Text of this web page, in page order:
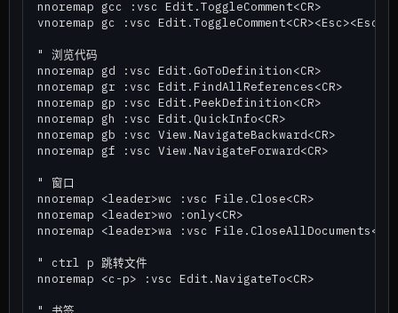
nnoremap gcc :vsc Edit.ToggleComment<CR>
vnoremap gc :vsc Edit.ToggleComment<CR><Esc><Esc>
" 浏览代码
nnoremap gd :vsc Edit.GoToDefinition<CR>
nnoremap gr :vsc Edit.FindAllReferences<CR>
nnoremap gp :vsc Edit.PeekDefinition<CR>
nnoremap gh :vsc Edit.QuickInfo<CR>
nnoremap gb :vsc View.NavigateBackward<CR>
nnoremap gf :vsc View.NavigateForward<CR>
" 窗口
nnoremap <leader>wc :vsc File.Close<CR>
nnoremap <leader>wo :only<CR>
nnoremap <leader>wa :vsc
" ctrl p 跳转文件
nnoremap <c-p> :vsc Edit.NavigateTo<CR>
" 书签